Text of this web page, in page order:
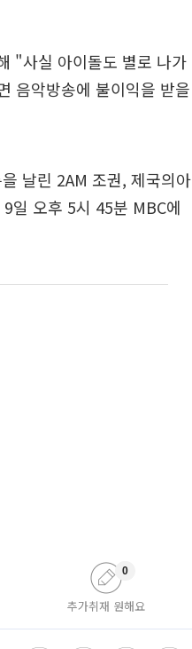
"사실 아이돌도 별로 나가
음악방송에 불이익을 받을
날린 2AM 조권, 제국의아
일 오후 5시 45분 MBC에
추가취재 원해요
0